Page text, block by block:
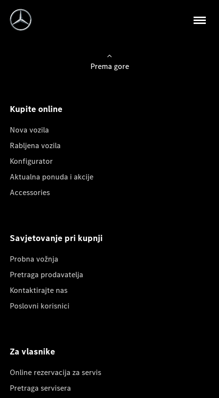
Prema gore
Kupite online
Nova vozila
Rabljena vozila
Konfigurator
Aktualna ponuda i akcije
Accessories
Savjetovanje pri kupnji
Probna vožnja
Pretraga prodavatelja
Kontaktirajte nas
Poslovni korisnici
Za vlasnike
Online rezervacija za servis
Pretraga servisera